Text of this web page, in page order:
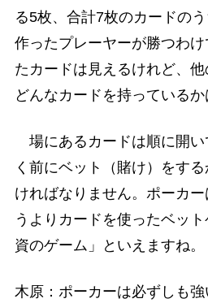
る5枚、合計7枚のカードの
作ったプレーヤーが勝つわ
たカードは見えるけれど、
どんなカードを持っているか
場にあるカードは順に開い
く前にベット（賭け）をす
ければなりません。ポーカ
うよりカードを使ったベッ
資のゲーム」といえますね。
木原：ポーカーは必ずしも